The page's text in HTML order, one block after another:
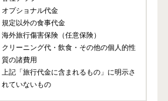
オプショナル代金
規定以外の食事代金
海外旅行傷害保険（任意保険）
クリーニング代・飲食・その他の個人的性
質の諸費用
上記「旅行代金に含まれるもの」に明示さ
れていないもの